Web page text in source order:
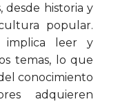
desde historia y
popular.
leer y
temas, lo que
conocimiento
adquieren